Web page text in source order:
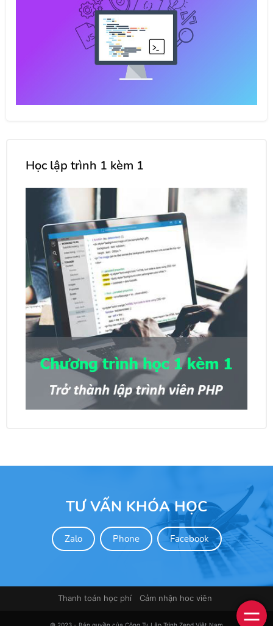
Học lập trình 1 kèm 1
TƯ VẤN KHÓA HỌC
Zalo Phone Facebook
Thanh toán học phí Cảm nhận hoc viên